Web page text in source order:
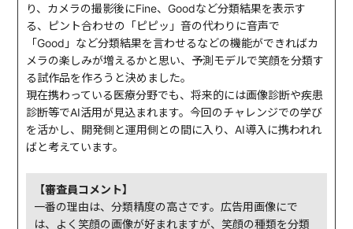
り、カメラの撮影後にFine、Goodなど分類結果を表示す
る、ピント合わせの「ピピッ」音の代わりに音声で
「Good」など分類結果を言わせるなどの機能ができればカ
メラの楽しみが増えるかと思い、予測モデルで笑顔を分類す
る試作品を作ろうと決めました。
現在携わっている医療分野でも、将来的には画像診断や疾患
診断等でAI活用が見込まれます。今回のチャレンジでの学び
を活かし、開発側と運用側との間に入り、AI導入に携われれ
ばと考えています。
【審査員コメント】
一番の理由は、分類精度の高さです。広告用画像にで
は、よく笑顔の画像が好まれますが、笑顔の種類を分類